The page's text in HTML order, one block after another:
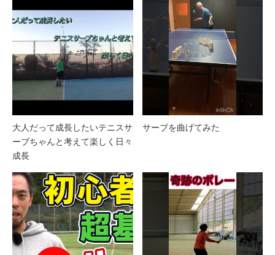
大人だって成長したいテニスサ
ーブちゃんと考えて楽しく日々
成長
サーブを曲げてみた